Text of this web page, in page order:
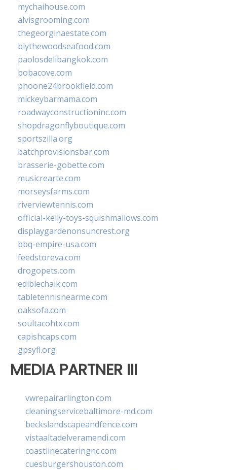
mychaihouse.com
alvisgrooming.com
thegeorginaestate.com
blythewoodseafood.com
paolosdelibangkok.com
bobacove.com
phoone24brookfield.com
mickeybarmama.com
roadwayconstructioninc.com
shopdragonflyboutique.com
sportszilla.org
batchprovisionsbar.com
brasserie-gobette.com
musicrearte.com
morseysfarms.com
riverviewtennis.com
official-kelly-toys-squishmallows.com
displaygardenonsuncrest.org
bbq-empire-usa.com
feedstoreva.com
drogopets.com
ediblechalk.com
tabletennisnearme.com
oaksofa.com
soultacohtx.com
capishcaps.com
gpsyfl.org
MEDIA PARTNER III
vwrepairarlington.com
cleaningservicebaltimore-md.com
beckslandscapeandfence.com
vistaaltadelveramendi.com
coastlinecateringnc.com
cuesburgershouston.com